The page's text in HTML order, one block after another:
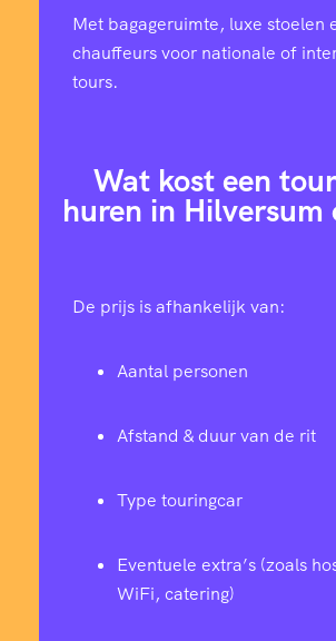
Met bagageruimte, luxe stoelen
chauffeurs voor nationale of
tours.
Wat kost een
huren in Hilversum
De prijs is afhankelijk van:
Aantal personen
Afstand & duur van de rit
Type touringcar
Eventuele extra’s (zoals
WiFi, catering)